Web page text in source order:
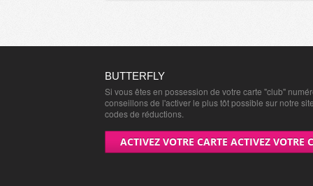
BUTTERFLY
Si vous êtes en possession de votre carte "club"
conseillons de l'activer le plus tôt possible sur notre
codes de réductions.
ACTIVEZ VOTRE CARTE ACTIVEZ VOTRE